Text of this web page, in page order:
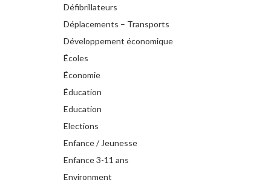
Défibrillateurs
Déplacements – Transports
Développement économique
Écoles
Économie
Éducation
Education
Elections
Enfance / Jeunesse
Enfance 3-11 ans
Environment